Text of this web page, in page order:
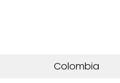
Colombia